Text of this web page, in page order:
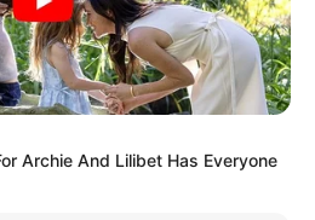
Archie And Lilibet Has Everyone